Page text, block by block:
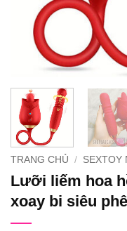
TRANG CHỦ / SEXTOY
Lưỡi liếm hoa
xoay bi siêu phê